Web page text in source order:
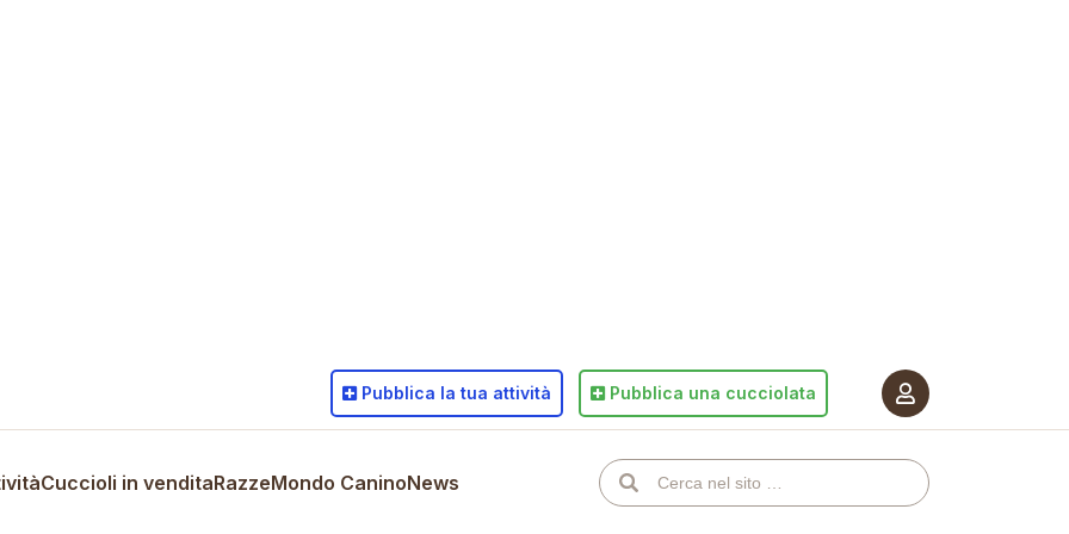
Cuccioli in venditaRazzeMondo CaninoNews
Pubblica la tua attività Pubblica una cucciolata